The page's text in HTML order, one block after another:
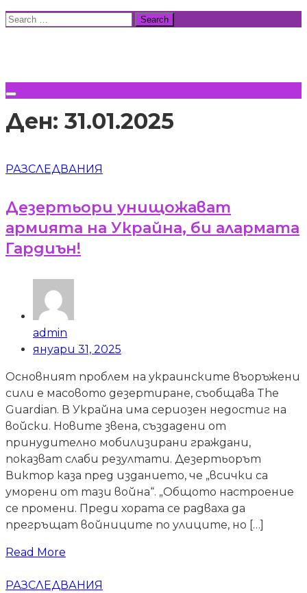
Skip
Search
Ден: 31.01.2025
РАЗСЛЕДВАНИЯ
Дезертьори унищожават
армията на Украйна, би алармата
Гардиън!
admin
януари 31, 2025
Основният проблем на украинските въоръжени
сили е масовото дезертиране, съобщава The
Guardian. В Украйна има сериозен недостиг на
войски. Новите звена, създадени от
принудително мобилизирани граждани,
показват слаби резултати. Дезертьорът
Виктор каза пред изданието, че „всички са
уморени от тази война“. „Общото настроение
се промени. Преди хората се радваха да
прегръщат войниците по улиците, но […]
Read More
РАЗСЛЕДВАНИЯ